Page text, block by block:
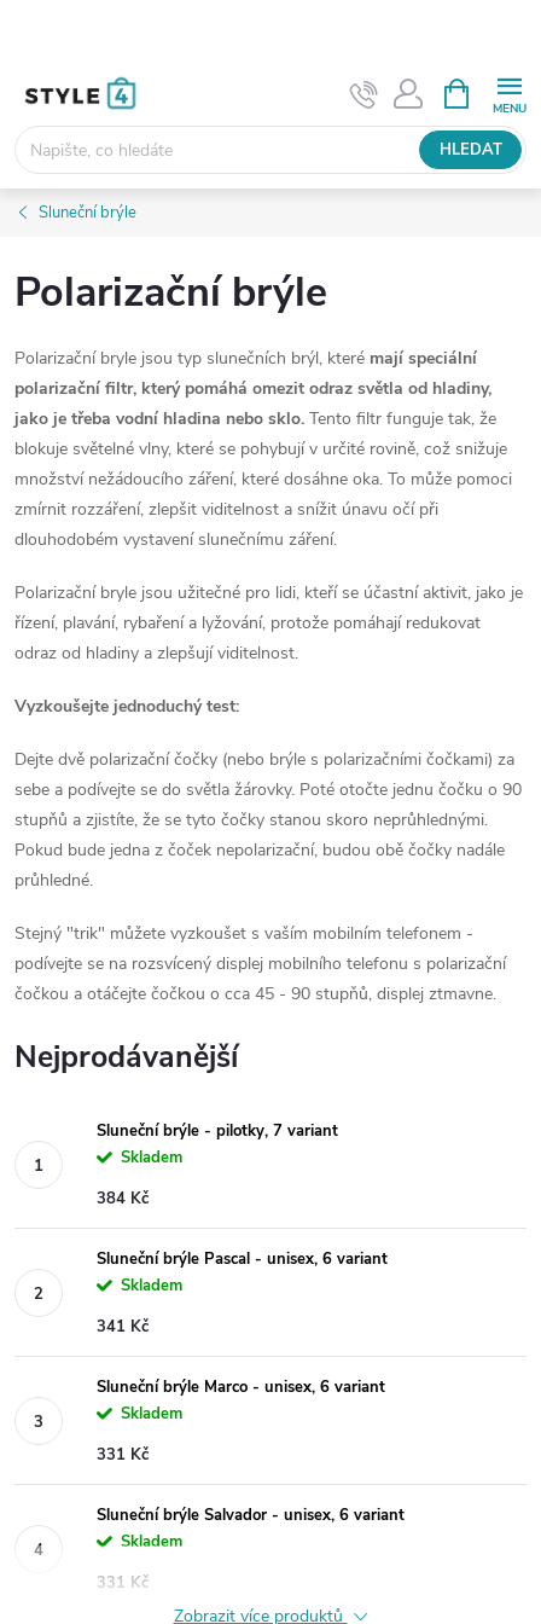
HLEDAT
NÁKUPNÍ
KOŠÍK
Sluneční brýle
Polarizační brýle
Polarizační bryle jsou typ slunečních brýl, které mají speciální
polarizační filtr, který pomáhá omezit odraz světla od hladiny,
jako je třeba vodní hladina nebo sklo. Tento filtr funguje tak, že
blokuje světelné vlny, které se pohybují v určité rovině, což snižuje
množství nežádoucího záření, které dosáhne oka. To může pomoci
zmírnit rozzáření, zlepšit viditelnost a snížit únavu očí při
dlouhodobém vystavení slunečnímu záření.
Polarizační bryle jsou užitečné pro lidi, kteří se účastní aktivit, jako je
řízení, plavání, rybaření a lyžování, protože pomáhají redukovat
odraz od hladiny a zlepšují viditelnost.
Vyzkoušejte jednoduchý test:
Dejte dvě polarizační čočky (nebo brýle s polarizačními čočkami) za
sebe a podívejte se do světla žárovky. Poté otočte jednu čočku o 90
stupňů a zjistíte, že se tyto čočky stanou skoro neprůhlednými.
Pokud bude jedna z čoček nepolarizační, budou obě čočky nadále
průhledné.
Stejný "trik" můžete vyzkoušet s vaším mobilním telefonem -
podívejte se na rozsvícený displej mobilního telefonu s polarizační
čočkou a otáčejte čočkou o cca 45 - 90 stupňů, displej ztmavne.
Nejprodávanější
Sluneční brýle - pilotky, 7 variant
Skladem
384 Kč
Sluneční brýle Pascal - unisex, 6 variant
Skladem
341 Kč
Sluneční brýle Marco - unisex, 6 variant
Skladem
331 Kč
Sluneční brýle Salvador - unisex, 6 variant
Skladem
331 Kč
Zobrazit více produktů